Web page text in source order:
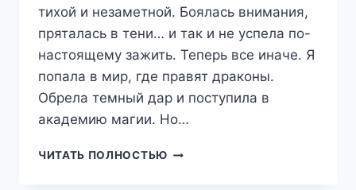
тихой и незаметной. Боялась внимания,
пряталась в тени… и так и не успела по-
настоящему зажить. Теперь все иначе. Я
попала в мир, где правят драконы.
Обрела темный дар и поступила в
академию магии. Но…
ЧИТАТЬ ПОЛНОСТЬЮ ВТОРОЙ